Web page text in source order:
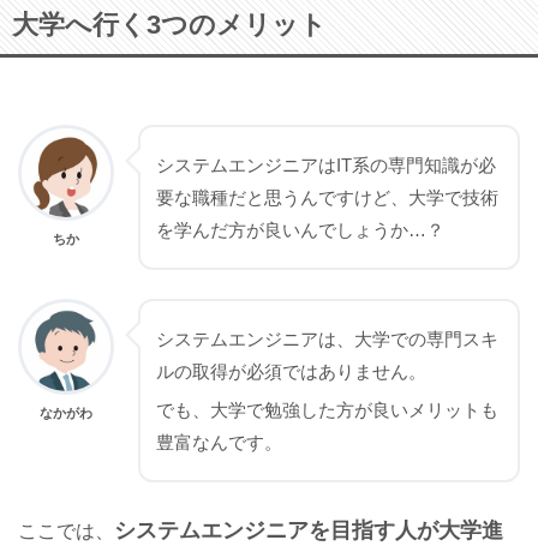
大学へ行く3つのメリット
ちか
システムエンジニアはIT系の専門知識が必
要な職種だと思うんですけど、大学で技術
を学んだ方が良いんでしょうか…？
なかがわ
システムエンジニアは、大学での専門スキ
ルの取得が必須ではありません。
でも、大学で勉強した方が良いメリットも
豊富なんです。
ここでは、
システムエンジニアを目指す人が大学進